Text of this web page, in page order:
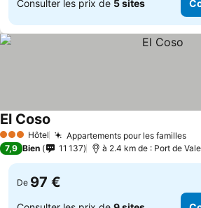
Consulter les prix de 5 sites
3 ÉtoilesHôtel Appartements pour les familles
El Coso
7,9 Bien 11 137 à 2.4 km de : Port de
De 97 €